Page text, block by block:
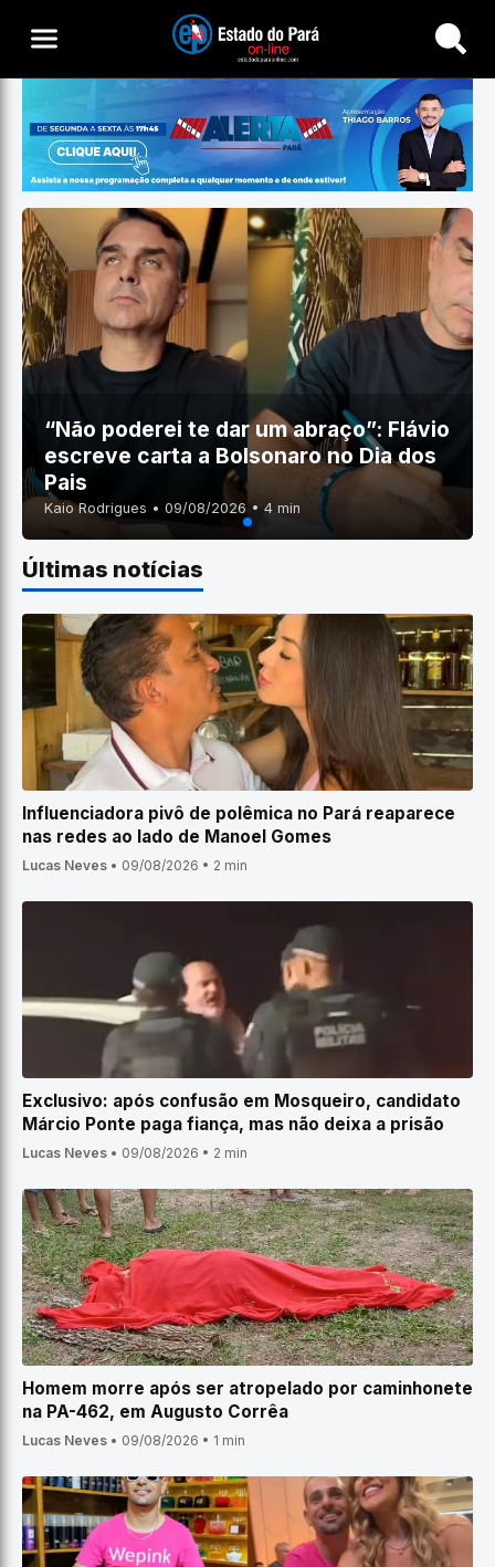
Buscar
“Não poderei te dar um abraço”: Flávio
escreve carta a Bolsonaro no Dia dos
Pais
Kaio Rodrigues • 09/08/2026 • 4 min
Últimas notícias
Influenciadora pivô de polêmica no Pará reaparece
nas redes ao lado de Manoel Gomes
Lucas Neves • 09/08/2026 • 2 min
Exclusivo: após confusão em Mosqueiro, candidato
Márcio Ponte paga fiança, mas não deixa a prisão
Lucas Neves • 09/08/2026 • 2 min
Homem morre após ser atropelado por caminhonete
na PA-462, em Augusto Corrêa
Lucas Neves • 09/08/2026 • 1 min